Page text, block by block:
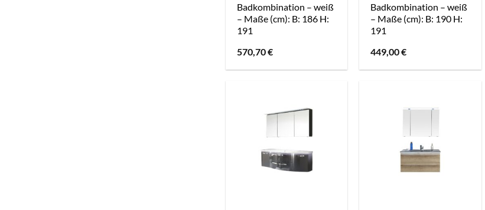
Badkombination – weiß
– Maße (cm): B: 186 H:
191
570,70€
Badkombination – weiß
– Maße (cm): B: 190 H:
191
449,00€